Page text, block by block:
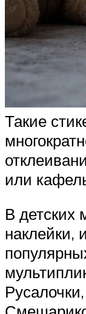
Такие
или
В детских